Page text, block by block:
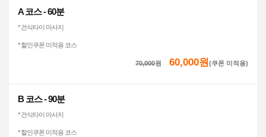
A 코스 - 60분
* 건식타이 마사지
* 할인쿠폰 미적용 코스
70,000원 60,000원(쿠폰 미적용)
B 코스 - 90분
* 건식타이 마사지
* 할인쿠폰 미적용 코스